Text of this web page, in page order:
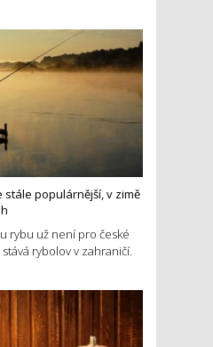
stále populárnější, v zimě
rybu už není pro české
rybolov v zahraničí.